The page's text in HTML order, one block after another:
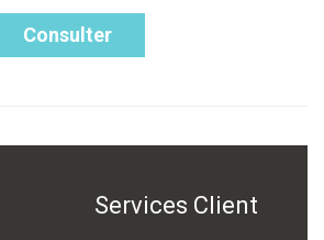
Consulter
Services Client